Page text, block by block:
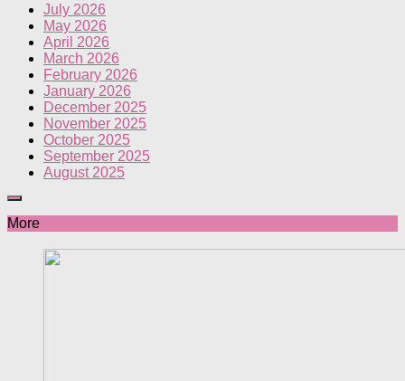
July 2026
May 2026
April 2026
March 2026
February 2026
January 2026
December 2025
November 2025
October 2025
September 2025
August 2025
More